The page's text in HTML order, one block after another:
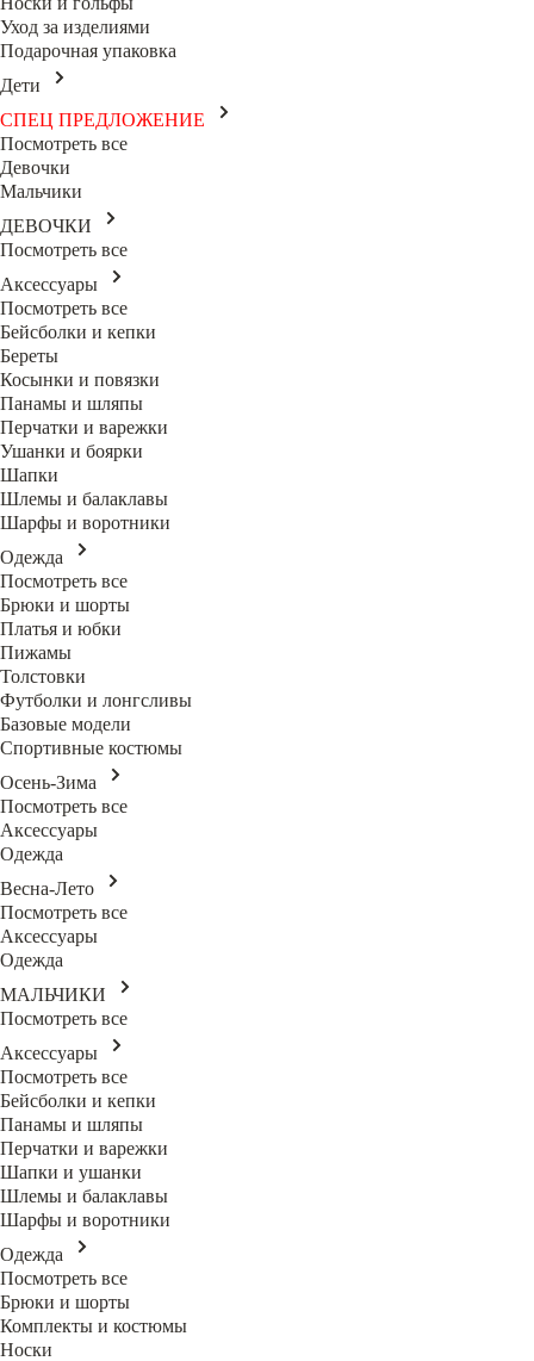
Уход за изделиями
Подарочная упаковка
Дети
СПЕЦ ПРЕДЛОЖЕНИЕ
Посмотреть все
Девочки
Мальчики
ДЕВОЧКИ
Посмотреть все
Аксессуары
Посмотреть все
Бейсболки и кепки
Береты
Косынки и повязки
Панамы и шляпы
Перчатки и варежки
Ушанки и боярки
Шапки
Шлемы и балаклавы
Шарфы и воротники
Одежда
Посмотреть все
Брюки и шорты
Платья и юбки
Пижамы
Толстовки
Футболки и лонгсливы
Базовые модели
Спортивные костюмы
Осень-Зима
Посмотреть все
Аксессуары
Одежда
Весна-Лето
Посмотреть все
Аксессуары
Одежда
МАЛЬЧИКИ
Посмотреть все
Аксессуары
Посмотреть все
Бейсболки и кепки
Панамы и шляпы
Перчатки и варежки
Шапки и ушанки
Шлемы и балаклавы
Шарфы и воротники
Одежда
Посмотреть все
Брюки и шорты
Комплекты и костюмы
Носки